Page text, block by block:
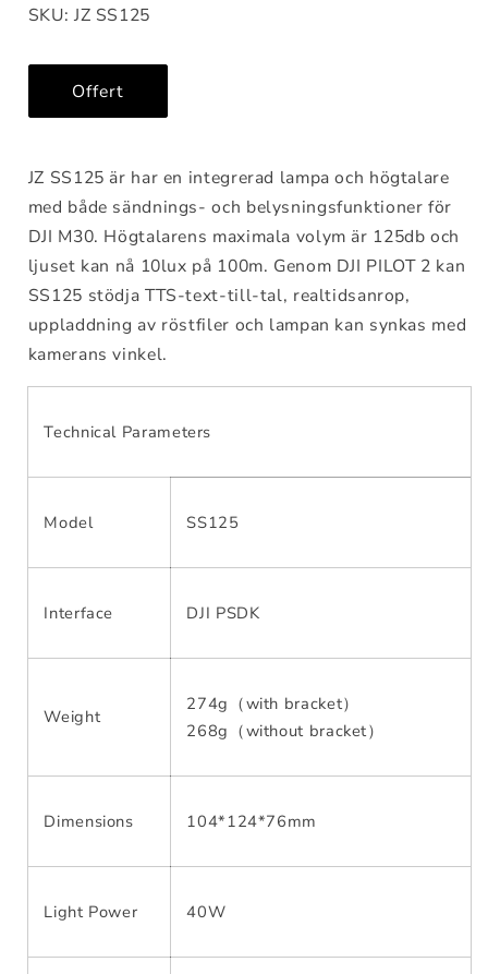
SKU: JZ SS125
Offert
JZ SS125 är har en integrerad lampa och högtalare
med både sändnings- och belysningsfunktioner för
DJI M30. Högtalarens maximala volym är 125db och
ljuset kan nå 10lux på 100m. Genom DJI PILOT 2 kan
SS125 stödja TTS-text-till-tal, realtidsanrop,
uppladdning av röstfiler och lampan kan synkas med
kamerans vinkel.
Technical Parameters
Model SS125
Interface DJI PSDK
Weight
274g（with bracket）
268g（without bracket）
Dimensions 104*124*76mm
Light Power 40W